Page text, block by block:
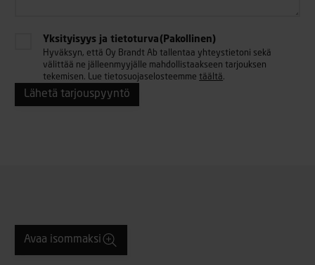
Yksityisyys ja tietoturva (Pakollinen)
Hyväksyn, että Oy Brandt Ab tallentaa yhteystietoni sekä
välittää ne jälleenmyyjälle mahdollistaakseen tarjouksen
tekemisen. Lue tietosuojaselosteemmetäältä.
Avaa isommaksi